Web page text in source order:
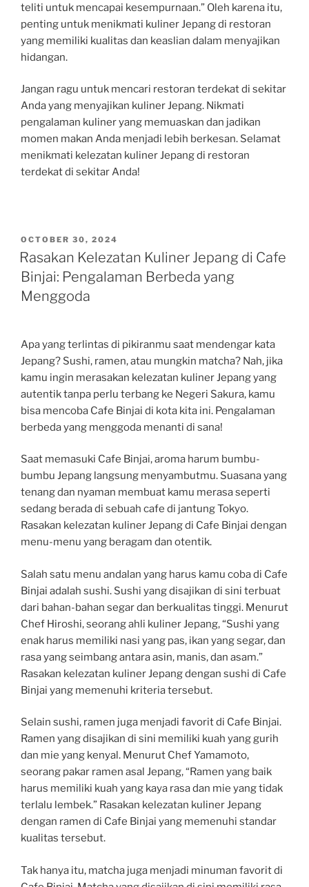
teliti untuk mencapai kesempurnaan.” Oleh karena itu,
penting untuk menikmati kuliner Jepang di restoran
yang memiliki kualitas dan keaslian dalam menyajikan
hidangan.
Jangan ragu untuk mencari restoran terdekat di sekitar
Anda yang menyajikan kuliner Jepang. Nikmati
pengalaman kuliner yang memuaskan dan jadikan
momen makan Anda menjadi lebih berkesan. Selamat
menikmati kelezatan kuliner Jepang di restoran
terdekat di sekitar Anda!
POSTED
ON
OCTOBER 30, 2024
Rasakan Kelezatan Kuliner Jepang di Cafe
Binjai: Pengalaman Berbeda yang
Menggoda
Apa yang terlintas di pikiranmu saat mendengar kata
Jepang? Sushi, ramen, atau mungkin matcha? Nah, jika
kamu ingin merasakan kelezatan kuliner Jepang yang
autentik tanpa perlu terbang ke Negeri Sakura, kamu
bisa mencoba Cafe Binjai di kota kita ini. Pengalaman
berbeda yang menggoda menanti di sana!
Saat memasuki Cafe Binjai, aroma harum bumbu-
bumbu Jepang langsung menyambutmu. Suasana yang
tenang dan nyaman membuat kamu merasa seperti
sedang berada di sebuah cafe di jantung Tokyo.
Rasakan kelezatan kuliner Jepang di Cafe Binjai dengan
menu-menu yang beragam dan otentik.
Salah satu menu andalan yang harus kamu coba di Cafe
Binjai adalah sushi. Sushi yang disajikan di sini terbuat
dari bahan-bahan segar dan berkualitas tinggi. Menurut
Chef Hiroshi, seorang ahli kuliner Jepang, “Sushi yang
enak harus memiliki nasi yang pas, ikan yang segar, dan
rasa yang seimbang antara asin, manis, dan asam.”
Rasakan kelezatan kuliner Jepang dengan sushi di Cafe
Binjai yang memenuhi kriteria tersebut.
Selain sushi, ramen juga menjadi favorit di Cafe Binjai.
Ramen yang disajikan di sini memiliki kuah yang gurih
dan mie yang kenyal. Menurut Chef Yamamoto,
seorang pakar ramen asal Jepang, “Ramen yang baik
harus memiliki kuah yang kaya rasa dan mie yang tidak
terlalu lembek.” Rasakan kelezatan kuliner Jepang
dengan ramen di Cafe Binjai yang memenuhi standar
kualitas tersebut.
Tak hanya itu, matcha juga menjadi minuman favorit di